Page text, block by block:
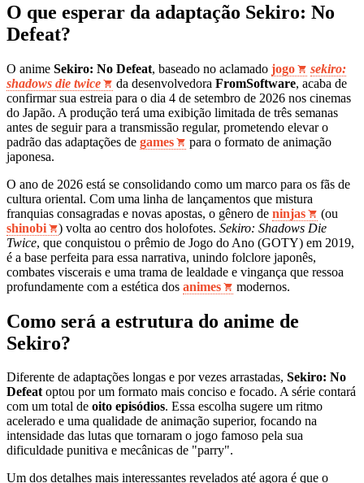
O que esperar da adaptação Sekiro: No
Defeat?
O anime Sekiro: No Defeat, baseado no aclamado jogo
sekiro:
shadows die twice
da desenvolvedora FromSoftware, acaba de
confirmar sua estreia para o dia 4 de setembro de 2026 nos cinemas
do Japão. A produção terá uma exibição limitada de três semanas
antes de seguir para a transmissão regular, prometendo elevar o
padrão das adaptações de games
para o formato de animação
japonesa.
O ano de 2026 está se consolidando como um marco para os fãs de
cultura oriental. Com uma linha de lançamentos que mistura
franquias consagradas e novas apostas, o gênero de ninjas
(ou
shinobi
) volta ao centro dos holofotes. Sekiro: Shadows Die
Twice, que conquistou o prêmio de Jogo do Ano (GOTY) em 2019,
é a base perfeita para essa narrativa, unindo folclore japonês,
combates viscerais e uma trama de lealdade e vingança que ressoa
profundamente com a estética dos animes modernos.
Como será a estrutura do anime de
Sekiro?
Diferente de adaptações longas e por vezes arrastadas, Sekiro: No
Defeatoptou por um formato mais conciso e focado. A série contará
com um total de oito episódios. Essa escolha sugere um ritmo
acelerado e uma qualidade de animação superior, focando na
intensidade das lutas que tornaram o jogo famoso pela sua
dificuldade punitiva e mecânicas de "parry".
Um dos detalhes mais interessantes revelados até agora é que o